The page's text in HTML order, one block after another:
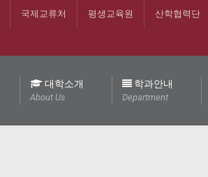
국제교류처 평생교육원 산학협력단
대학소개
About Us
학과안내
Department